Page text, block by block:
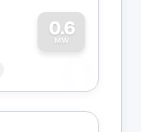
0.6
MW
0